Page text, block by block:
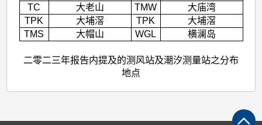
TC
大老山 TMW
大庙湾
TPK
大埔滘 TPK
大埔滘
TMS
大帽山 WGL 横澜岛
二零二三年报告内提及的测风站及潮汐测量站之分布
地点